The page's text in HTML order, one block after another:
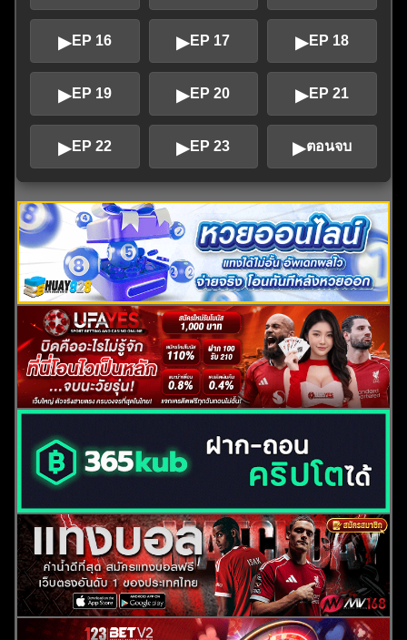
▶EP 16 ▶EP 17 ▶EP 18
▶EP 19 ▶EP 20 ▶EP 21
▶EP 22 ▶EP 23 ▶ตอนจบ